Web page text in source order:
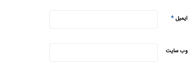
ایمیل*
وب‌ سایت